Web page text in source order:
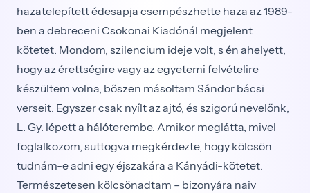
hazatelepített édesapja csempészhette haza az 1989-
ben a debreceni Csokonai Kiadónál megjelent
kötetet. Mondom, szilencium ideje volt, s én ahelyett,
hogy az érettségire vagy az egyetemi felvételire
készültem volna, bőszen másoltam Sándor bácsi
verseit. Egyszer csak nyílt az ajtó, és szigorú nevelőnk,
L. Gy. lépett a hálóterembe. Amikor meglátta, mivel
foglalkozom, suttogva megkérdezte, hogy kölcsön
tudnám-e adni egy éjszakára a Kányádi-kötetet.
Természetesen kölcsönadtam – bizonyára naiv